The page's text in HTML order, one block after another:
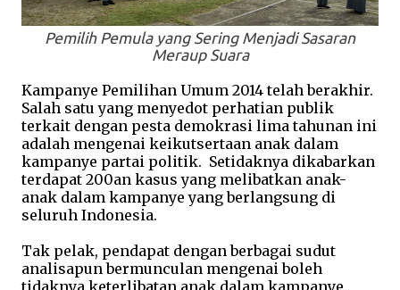
Pemilih Pemula yang Sering Menjadi Sasaran
Meraup Suara
Kampanye Pemilihan Umum 2014 telah berakhir.
Salah satu yang menyedot perhatian publik
terkait dengan pesta demokrasi lima tahunan ini
adalah mengenai keikutsertaan anak dalam
kampanye partai politik. Setidaknya dikabarkan
terdapat 200an kasus yang melibatkan anak-
anak dalam kampanye yang berlangsung di
seluruh Indonesia.
Tak pelak, pendapat dengan berbagai sudut
analisapun bermunculan mengenai boleh
tidaknya keterlibatan anak dalam kampanye,